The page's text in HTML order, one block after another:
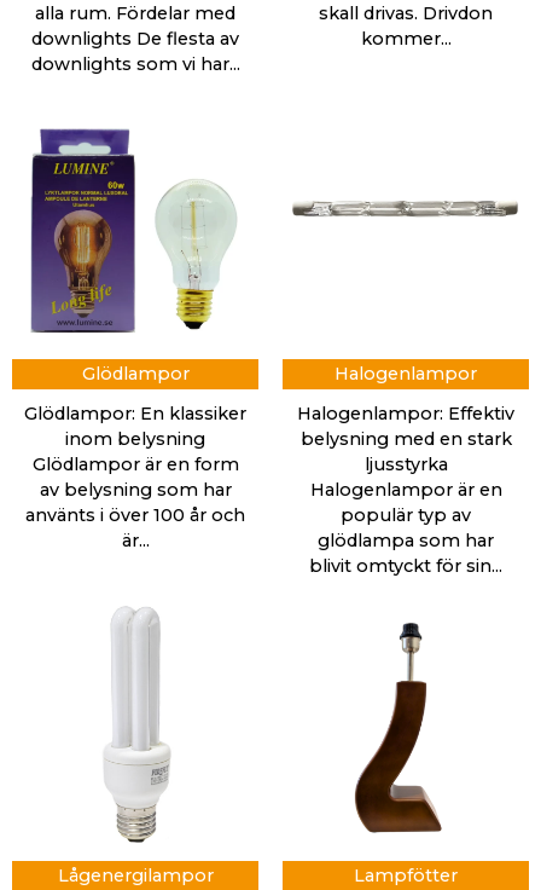
alla rum. Fördelar med
downlights De flesta av
downlights som vi har...
skall drivas. Drivdon
kommer...
Glödlampor
Glödlampor: En klassiker
inom belysning
Glödlampor är en form
av belysning som har
använts i över 100 år och
är...
Halogenlampor
Halogenlampor: Effektiv
belysning med en stark
ljusstyrka
Halogenlampor är en
populär typ av
glödlampa som har
blivit omtyckt för sin...
Lågenergilampor Lampfötter